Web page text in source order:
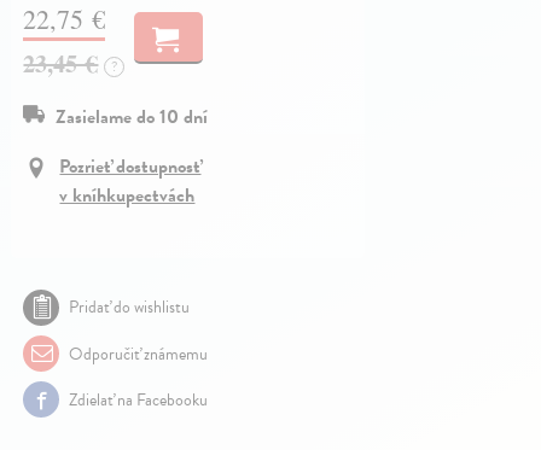
22,75 €
23,45 €
?
Zasielame do 10 dní
Pozrieť dostupnosť
v kníhkupectvách
Pridať do wishlistu
Odporučiť známemu
Zdielať na Facebooku